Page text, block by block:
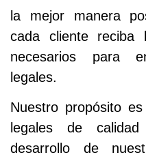
la mejor manera
cada cliente
necesarios para
legales.
Nuestro propósito
legales de
desarrollo de